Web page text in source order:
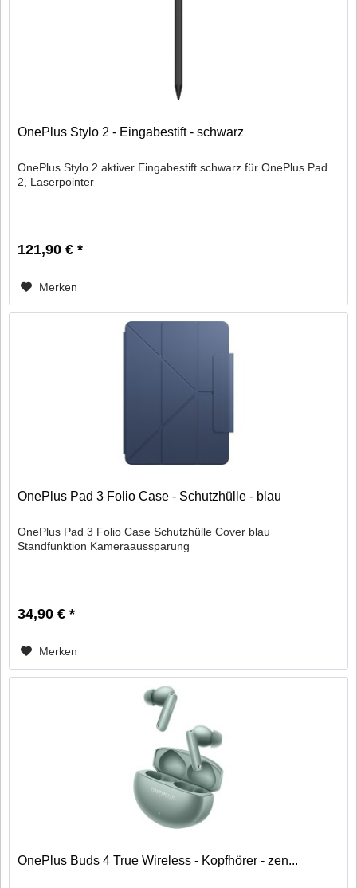
OnePlus Stylo 2 - Eingabestift - schwarz
OnePlus Stylo 2 aktiver Eingabestift schwarz für OnePlus Pad
2, Laserpointer
121,90 € *
Merken
OnePlus Pad 3 Folio Case - Schutzhülle - blau
OnePlus Pad 3 Folio Case Schutzhülle Cover blau
Standfunktion Kameraaussparung
34,90 € *
Merken
OnePlus Buds 4 True Wireless - Kopfhörer - zen...